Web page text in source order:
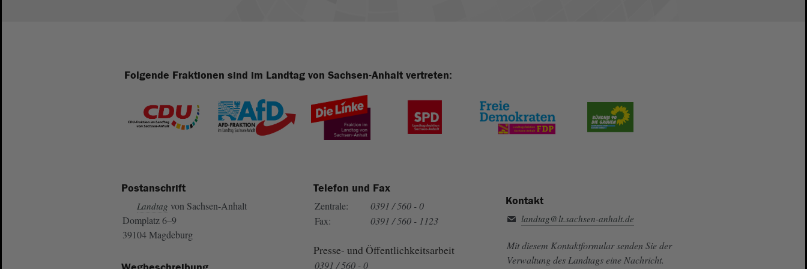
Folgende Fraktionen sind im Landtag von Sachsen-Anhalt vertreten:
Postanschrift
Landtag von Sachsen-Anhalt
Domplatz 6–9
39104 Magdeburg
Telefon und Fax
Zentrale:
0391 / 560 - 0
Fax:
0391 / 560 - 1123
Presse- und Öffentlichkeitsarbeit
0391 / 560 - 0
Kontakt
landtag@lt.sachsen-anhalt.de
Mit diesem Kontaktformular senden Sie der
Verwaltung des Landtags eine Nachricht.